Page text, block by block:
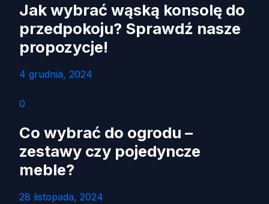
Jak wybrać wąską konsolę do
przedpokoju? Sprawdź nasze
propozycje!
4 grudnia, 2024
0
Co wybrać do ogrodu –
zestawy czy pojedyncze
meble?
28 listopada, 2024